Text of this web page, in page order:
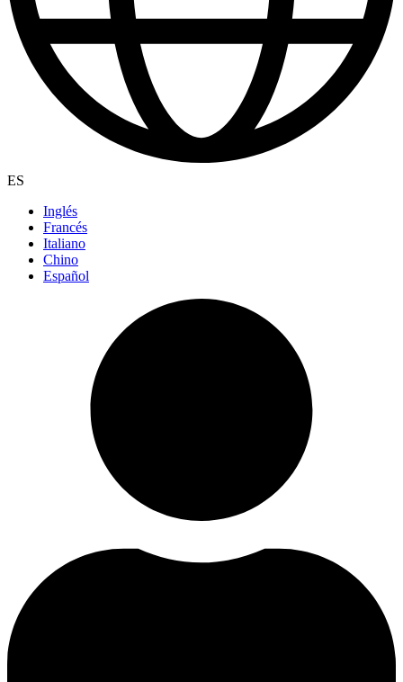
ES
Inglés
Francés
Italiano
Chino
Español